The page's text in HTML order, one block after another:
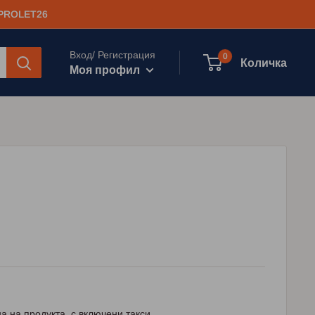
Вход/ Регистрация
Моя профил
0
Количка